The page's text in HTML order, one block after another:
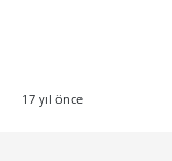
17 yıl önce